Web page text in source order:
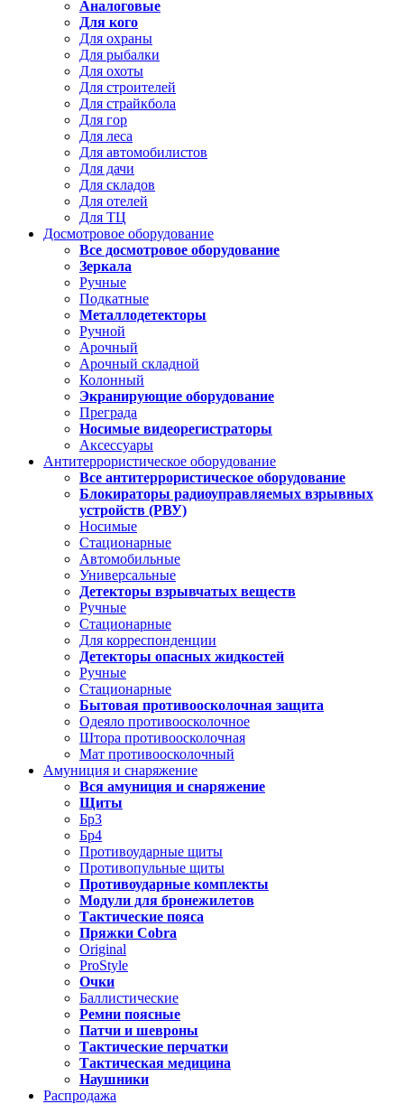
Аналоговые
Для кого
Для охраны
Для рыбалки
Для охоты
Для строителей
Для страйкбола
Для гор
Для леса
Для автомобилистов
Для дачи
Для складов
Для отелей
Для ТЦ
Досмотровое оборудование
Все досмотровое оборудование
Зеркала
Ручные
Подкатные
Металлодетекторы
Ручной
Арочный
Арочный складной
Колонный
Экранирующие оборудование
Преграда
Носимые видеорегистраторы
Аксессуары
Антитеррористическое оборудование
Все антитеррористическое оборудование
Блокираторы радиоуправляемых взрывных
устройств (РВУ)
Носимые
Стационарные
Автомобильные
Универсальные
Детекторы взрывчатых веществ
Ручные
Стационарные
Для корреспонденции
Детекторы опасных жидкостей
Ручные
Стационарные
Бытовая противоосколочная защита
Одеяло противоосколочное
Штора противоосколочная
Мат противоосколочный
Амуниция и снаряжение
Вся амуниция и снаряжение
Щиты
Бр3
Бр4
Противоударные щиты
Противопульные щиты
Противоударные комплекты
Модули для бронежилетов
Тактические пояса
Пряжки Cobra
Original
ProStyle
Очки
Баллистические
Ремни поясные
Патчи и шевроны
Тактические перчатки
Тактическая медицина
Наушники
Распродажа